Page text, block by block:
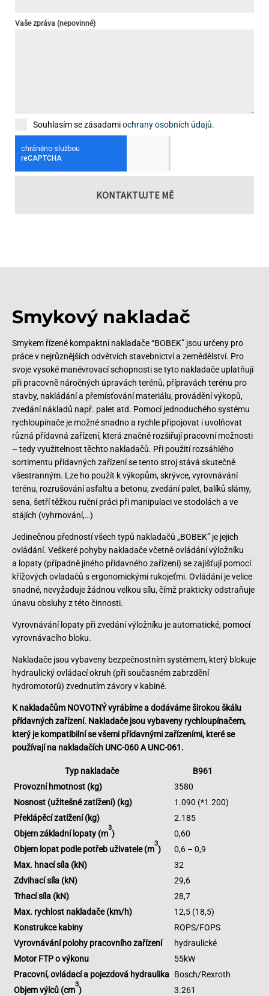
Vaše zpráva (nepovinné)
Souhlasím se zásadamiochrany osobních údajů.
KONTAKTUJTE MĚ
Smykový nakladač
Smykem řízené kompaktní nakladače “BOBEK” jsou určeny pro
práce v nejrůznějších odvětvích stavebnictví a zemědělství. Pro
svoje vysoké manévrovací schopnosti se tyto nakladače uplatňují
při pracovně náročných úpravách terénů, přípravách terénu pro
stavby, nakládání a přemísťování materiálu, provádění výkopů,
zvedání nákladů např. palet atd. Pomocí jednoduchého systému
rychloupínače je možné snadno a rychle připojovat i uvolňovat
různá přídavná zařízení, která značně rozšiřují pracovní možnosti
– tedy využitelnost těchto nakladačů. Při použití rozsáhlého
sortimentu přídavných zařízení se tento stroj stává skutečně
všestranným. Lze ho použít k výkopům, skrývce, vyrovnávání
terénu, rozrušování asfaltu a betonu, zvedání palet, balíků slámy,
sena, šetří těžkou ruční práci při manipulaci ve stodolách a ve
stájích (vyhrnování,…)
Jedinečnou předností všech typů nakladačů „BOBEK” je jejich
ovládání. Veškeré pohyby nakladače včetně ovládání výložníku
a lopaty (případně jiného přídavného zařízení) se zajišťují pomocí
křížových ovladačů s ergonomickými rukojeťmi. Ovládání je velice
snadné, nevyžaduje žádnou velkou sílu, čímž prakticky odstraňuje
únavu obsluhy z této činnosti.
Vyrovnávání lopaty při zvedání výložníku je automatické, pomocí
vyrovnávacího bloku.
Nakladače jsou vybaveny bezpečnostním systémem, který blokuje
hydraulický ovládací okruh (při současném zabrzdění
hydromotorů) zvednutím závory v kabině.
K nakladačům NOVOTNÝ vyrábíme a dodáváme širokou škálu
přídavných zařízení. Nakladače jsou vybaveny rychloupínačem,
který je kompatibilní se všemi přídavnými zařízeními, které se
používají na nakladačích UNC-060 A UNC-061.
Typ nakladače
B961
Provozní hmotnost (kg)
3580
Nosnost (užitešné zatížení) (kg)
1.090 (*1.200)
Překlápěcí zatížení (kg)
2.185
Objem základní lopaty (m
3
)
0,60
Objem lopat podle potřeb uživatele (m
3
)
0,6 – 0,9
Max. hnací síla (kN)
32
Zdvihací síla (kN)
29,6
Trhací síla (kN)
28,7
Max. rychlost nakladače (km/h)
12,5 (18,5)
Konstrukce kabiny
ROPS/FOPS
Vyrovnávání polohy pracovního zařízení
hydraulické
Motor FTP o výkonu
55kW
Pracovní, ovládací a pojezdová hydraulika Bosch/Rexroth
Objem výlců (cm
3
) 3.261